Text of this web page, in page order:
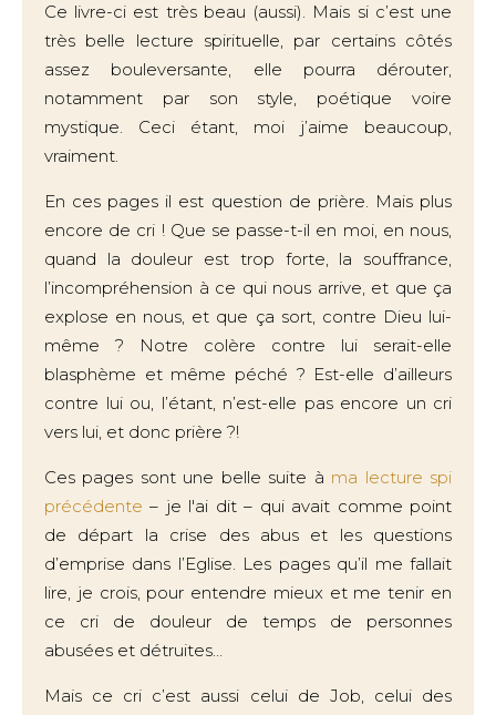
Ce livre-ci est très beau (aussi). Mais si c’est une
très belle lecture spirituelle, par certains côtés
assez bouleversante, elle pourra dérouter,
notamment par son style, poétique voire
mystique. Ceci étant, moi j’aime beaucoup,
vraiment.
En ces pages il est question de prière. Mais plus
encore de cri ! Que se passe-t-il en moi, en nous,
quand la douleur est trop forte, la souffrance,
l’incompréhension à ce qui nous arrive, et que ça
explose en nous, et que ça sort, contre Dieu lui-
même ? Notre colère contre lui serait-elle
blasphème et même péché ? Est-elle d’ailleurs
contre lui ou, l’étant, n’est-elle pas encore un cri
vers lui, et donc prière ?!
Ces pages sont une belle suite à ma lecture spi
précédente – je l'ai dit – qui avait comme point
de départ la crise des abus et les questions
d’emprise dans l’Eglise. Les pages qu’il me fallait
lire, je crois, pour entendre mieux et me tenir en
ce cri de douleur de temps de personnes
abusées et détruites…
Mais ce cri c’est aussi celui de Job, celui des